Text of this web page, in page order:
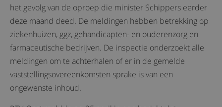
het gevolg van de oproep die minister Schippers eerder
deze maand deed. De meldingen hebben betrekking op
ziekenhuizen, ggz, gehandicapten- en ouderenzorg en
farmaceutische bedrijven. De inspectie onderzoekt alle
meldingen om te achterhalen of er in de gemelde
vaststellingsovereenkomsten sprake is van een
ongewenste inhoud.